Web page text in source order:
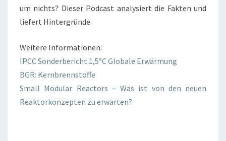
um nichts? Dieser Podcast analysiert die Fakten und
liefert Hintergründe.
Weitere Informationen:
IPCC Sonderbericht 1,5°C Globale Erwärmung
BGR: Kernbrennstoffe
Small Modular Reactors – Was ist von den neuen
Reaktorkonzepten zu erwarten?